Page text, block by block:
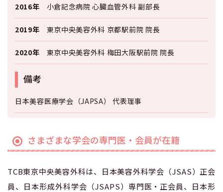
2016年 小倉記念病院 心臓血管外科 副部長
2019年 東京中央美容外科 京都駅前院 院長
2020年 東京中央美容外科 梅田大阪駅前院 院長
備考
日本美容医療学会（JAPSA） 代表理事
さまざまな学会の専門医・会員が在籍
TCB東京中央美容外科は、日本美容外科学会（JSAS）正会
員、日本形成外科学会（JSAPS）専門医・正会員、日本形